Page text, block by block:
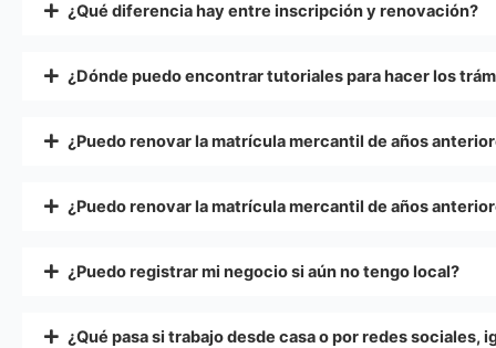
¿Qué diferencia hay entre inscripción y renovación?
¿Dónde puedo encontrar tutoriales para hacer los
¿Puedo renovar la matrícula mercantil de años
¿Puedo renovar la matrícula mercantil de años
¿Puedo registrar mi negocio si aún no tengo local?
¿Qué pasa si trabajo desde casa o por redes sociales,